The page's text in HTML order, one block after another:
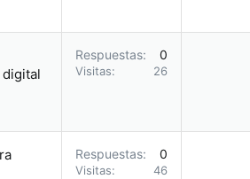
digital
Respuestas 0
Visitas 26
Respuestas 0
Visitas 46